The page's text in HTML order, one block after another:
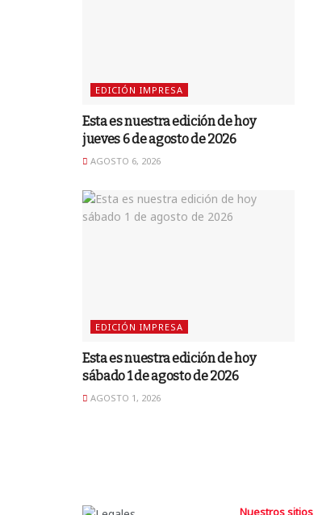
EDICIÓN IMPRESA
Esta es nuestra edición de hoy
jueves 6 de agosto de 2026
AGOSTO 6, 2026
EDICIÓN IMPRESA
Esta es nuestra edición de hoy
sábado 1 de agosto de 2026
AGOSTO 1, 2026
Nuestros sitios